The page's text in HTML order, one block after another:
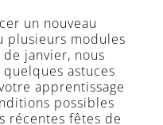
un nouveau
plusieurs modules
janvier, nous
astuces
apprentissage
possibles
récentes fêtes de